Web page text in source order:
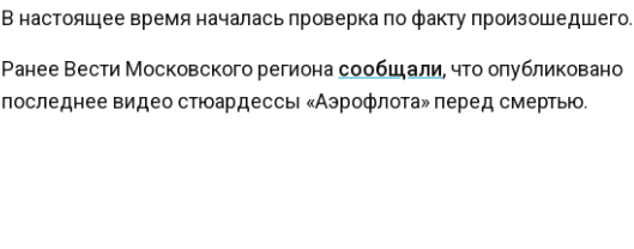
В настоящее время началась проверка по факту произошедшего.
Ранее Вести Московского регионасообщали, что опубликовано
последнее видео стюардессы «Аэрофлота» перед смертью.